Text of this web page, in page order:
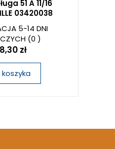
51 A 11/16
03420038
5-14 DNI
(0 )
zł
koszyka